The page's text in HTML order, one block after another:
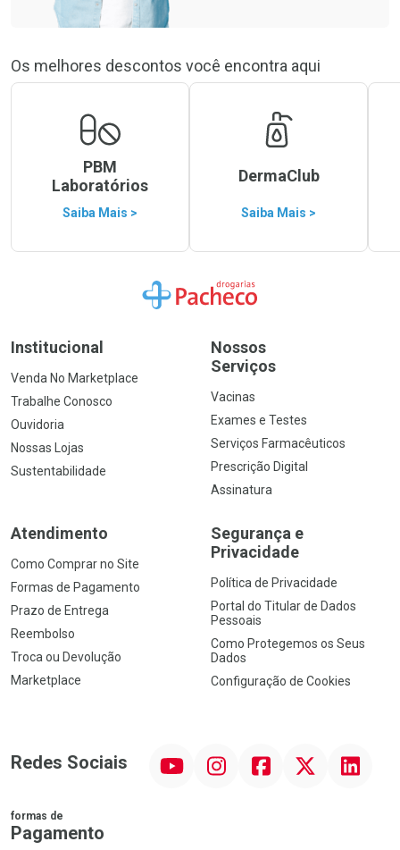
Os melhores descontos você encontra aqui
PBM
Laboratórios
Saiba Mais >
DermaClub
Saiba Mais >
Ir para a Home
Institucional
Venda No Marketplace
Trabalhe Conosco
Ouvidoria
Nossas Lojas
Sustentabilidade
Nossos
Serviços
Vacinas
Exames e Testes
Serviços Farmacêuticos
Prescrição Digital
Assinatura
Atendimento
Como Comprar no Site
Formas de Pagamento
Prazo de Entrega
Reembolso
Troca ou Devolução
Marketplace
Segurança e
Privacidade
Política de Privacidade
Portal do Titular de Dados
Pessoais
Como Protegemos os Seus
Dados
Configuração de Cookies
Redes Sociais InstagramFacebookTwitter Linkedin
formas de
Pagamento